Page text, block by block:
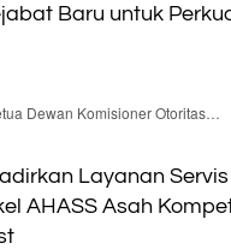
Baru untuk
Dewan Komisioner Otoritas…
Layanan
AHASS Asah